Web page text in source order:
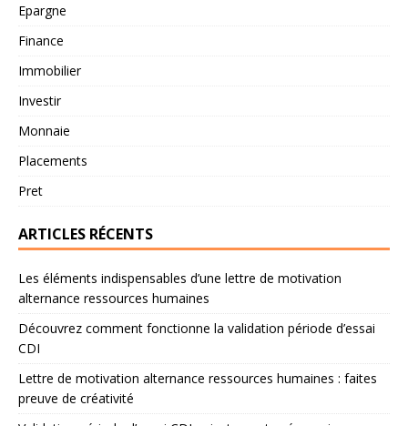
Epargne
Finance
Immobilier
Investir
Monnaie
Placements
Pret
ARTICLES RÉCENTS
Les éléments indispensables d’une lettre de motivation
alternance ressources humaines
Découvrez comment fonctionne la validation période d’essai
CDI
Lettre de motivation alternance ressources humaines : faites
preuve de créativité